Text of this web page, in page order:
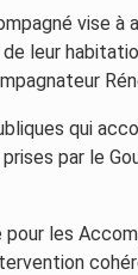
vise à
leur
qui
par le
les